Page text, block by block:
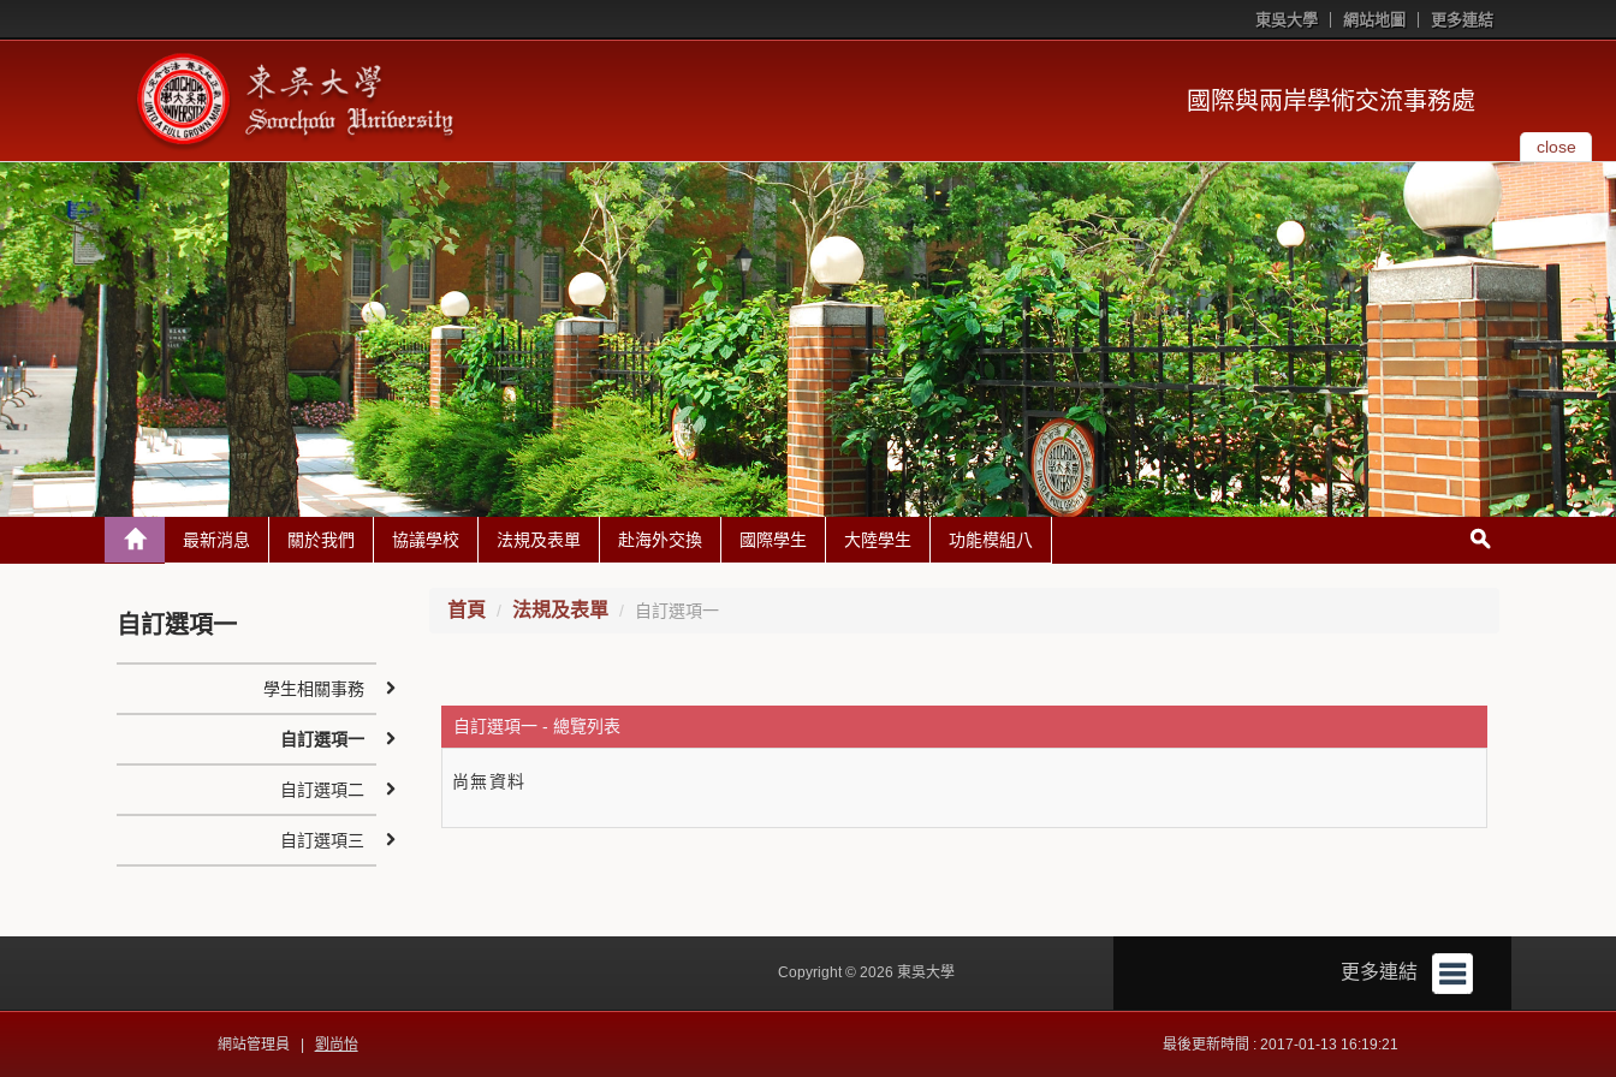
東吳大學 網站地圖 更多連結
國際與兩岸學術交流事務處
close
最新消息 關於我們 協議學校 法規及表單 赴海外交換 國際學生 大陸學生 功能模組八
首頁 法規及表單 自訂選項一
自訂選項一 - 總覽列表
尚無資料
自訂選項一
學生相關事務
自訂選項一
自訂選項二
自訂選項三
更多連結
Copyright © 2026 東吳大學
網站管理員 | 劉尚怡 最後更新時間 : 2017-01-13 16:19:21